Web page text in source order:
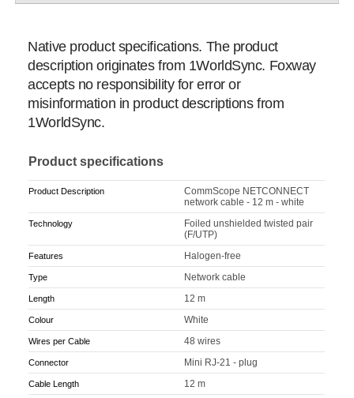
Native product specifications. The product
description originates from 1WorldSync. Foxway
accepts no responsibility for error or
misinformation in product descriptions from
1WorldSync.
Product specifications
Product Description
CommScope NETCONNECT
network cable - 12 m - white
Technology
Foiled unshielded twisted pair
(F/UTP)
Features Halogen-free
Type Network cable
Length 12 m
Colour White
Wires per Cable 48 wires
Connector Mini RJ-21 - plug
Cable Length 12 m